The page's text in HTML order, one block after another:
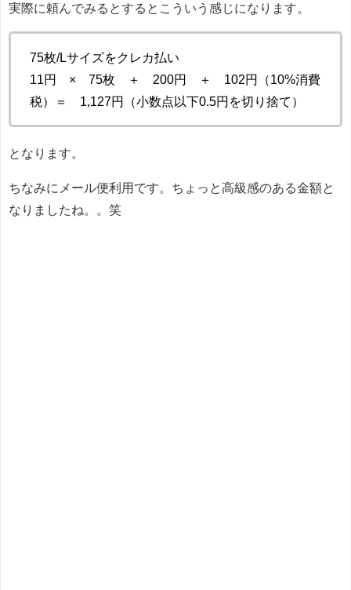
実際に頼んでみるとするとこういう感じになります。
75枚/Lサイズをクレカ払い
11円 × 75枚 ＋ 200円 ＋ 102円（10%消費
税）＝ 1,127円（小数点以下0.5円を切り捨て）
となります。
ちなみにメール便利用です。ちょっと高級感のある金額と
なりましたね。。笑